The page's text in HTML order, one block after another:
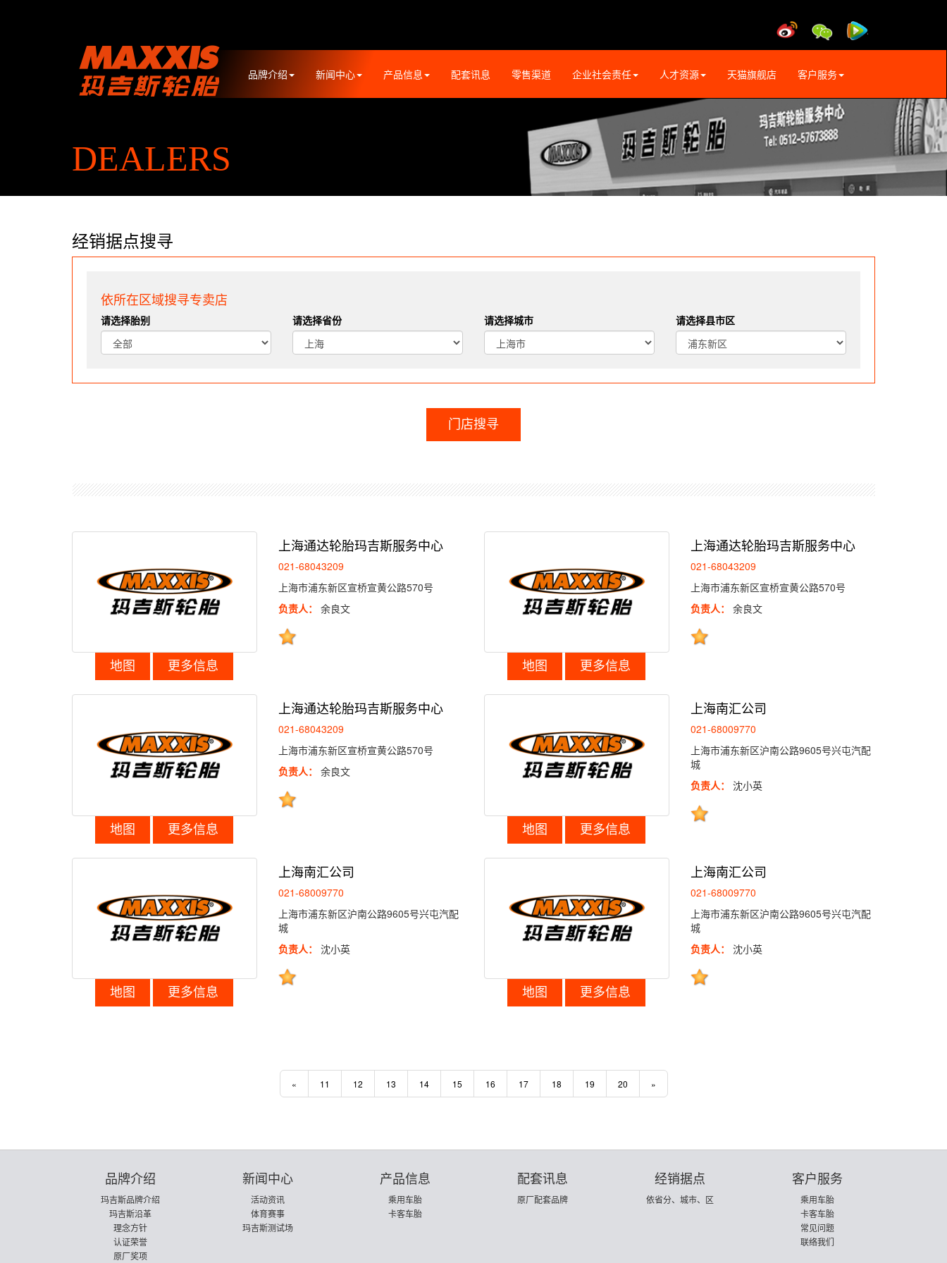
品牌介绍 新闻中心 产品信息 配套讯息 零售渠道 企业社会责任 人才资源 天猫旗舰店 客户服务
DEALERS
经销据点搜寻
依所在区域搜寻专卖店
请选择胎别 请选择省份 请选择城市 请选择县市区
门店搜寻
地图 更多信息
上海通达轮胎玛吉斯服务中心
021-68043209
上海市浦东新区宣桥宣黄公路570号
负责人：
余良文
地图 更多信息
上海通达轮胎玛吉斯服务中心
021-68043209
上海市浦东新区宣桥宣黄公路570号
负责人：
余良文
地图 更多信息
上海通达轮胎玛吉斯服务中心
021-68043209
上海市浦东新区宣桥宣黄公路570号
负责人：
余良文
地图 更多信息
上海南汇公司
021-68009770
上海市浦东新区沪南公路9605号兴屯汽配
城
负责人：
沈小英
地图 更多信息
上海南汇公司
021-68009770
上海市浦东新区沪南公路9605号兴屯汽配
城
负责人：
沈小英
地图 更多信息
上海南汇公司
021-68009770
上海市浦东新区沪南公路9605号兴屯汽配
城
负责人：
沈小英
« 11 12 13 14 15 16 17 18 19 20 »
品牌介绍
玛吉斯品牌介绍
玛吉斯沿革
理念方针
认证荣誉
原厂奖项
新闻中心
活动资讯
体育赛事
玛吉斯测试场
产品信息
乘用车胎
卡客车胎
配套讯息
原厂配套品牌
经销据点
依省分、城市、区
客户服务
乘用车胎
卡客车胎
常见问题
联络我们